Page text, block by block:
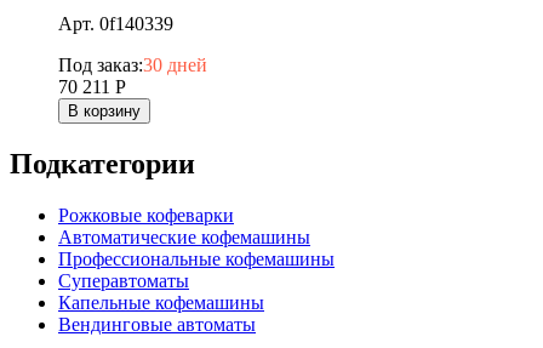
Арт. 0f140339
Под заказ:30 дней
70 211 Р
В корзину
Подкатегории
Рожковые кофеварки
Автоматические кофемашины
Профессиональные кофемашины
Суперавтоматы
Капельные кофемашины
Вендинговые автоматы